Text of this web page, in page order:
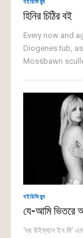
বইরিভিয়্যু
হিনির চিঠির বই
Every now and
Diogenes tub,
Mossbawn
বইরিভিয়্যু
যে-আমি ভিতরে
‘দ্য উইম্যান ইন মি’